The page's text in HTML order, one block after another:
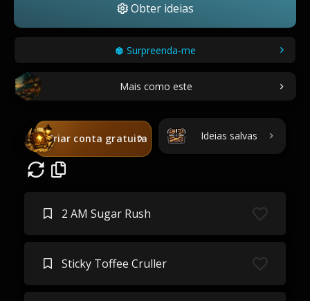
Obter ideias
Surpreenda-me
Mais como este
Criar conta gratuita Ideias salvas
2 AM Sugar Rush
Sticky Toffee Cruller